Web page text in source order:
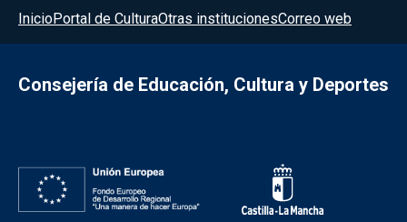
Menú del pie
InicioPortal de CulturaOtras institucionesCorreo web
Consejería de Educación, Cultura y Deportes